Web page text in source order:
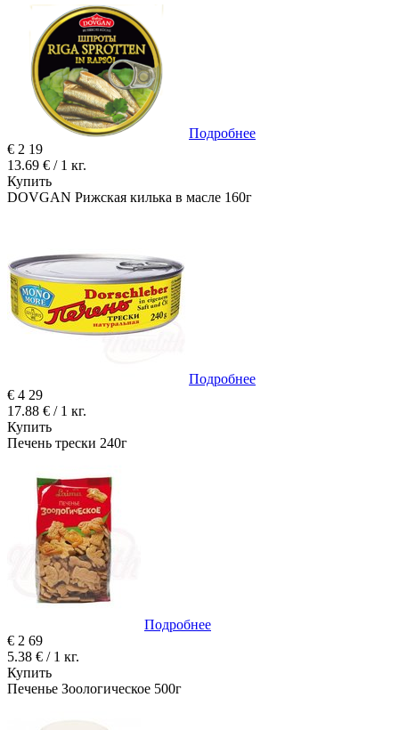
Подробнее
€ 2 19
13.69 € / 1 кг.
Купить
DOVGAN Рижская килька в масле 160г
Подробнее
€ 4 29
17.88 € / 1 кг.
Купить
Печень трески 240г
Подробнее
€ 2 69
5.38 € / 1 кг.
Купить
Печенье Зоологическое 500г